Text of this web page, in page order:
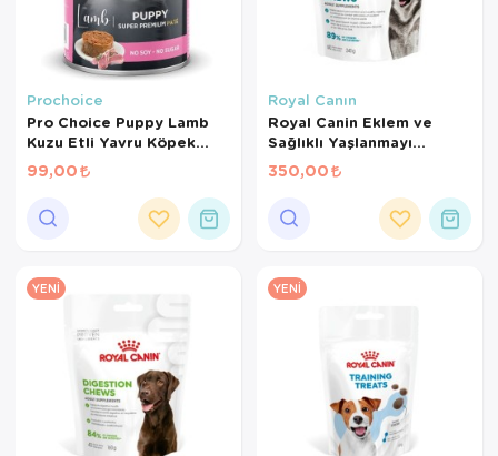
Prochoice
Pro Choice Puppy Lamb
Kuzu Etli Yavru Köpek
Konservesi 400 Gr
99,00
Royal Canın
Royal Canin Eklem ve
Sağlıklı Yaşlanmayı
Destekleyen Tamamlayıcı
Yetişkin Köpek Ödül
350,00
YENI YENI